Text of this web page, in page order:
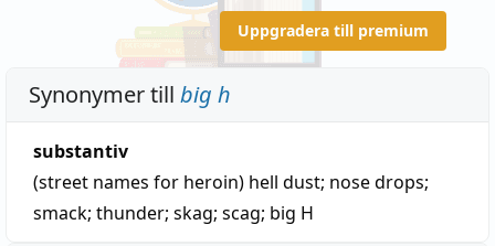
Uppgradera till premium
Synonymer till big h
substantiv
(street names for heroin) hell dust; nose drops;
smack; thunder; skag; scag; big H